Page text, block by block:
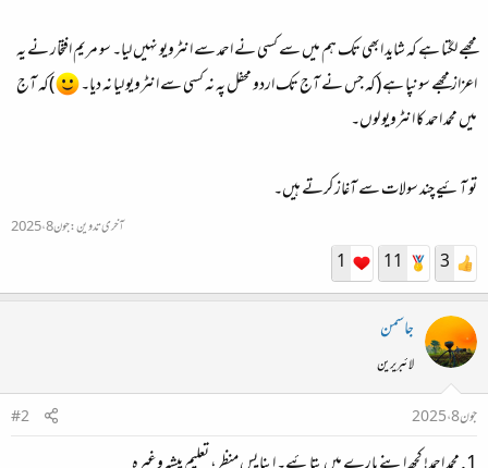
مجھے لگتا ہے کہ شاید ابھی تک ہم میں سے کسی نے احمد سے انٹرویو نہیں لیا۔ سو مریم افتخار نے یہ
اعزاز مجھے سونپا ہے (کہ جس نے آج تک اردو محفل پہ نہ کسی سے انٹرویو لیا نہ دیا۔
)کہ آج
میں محمد احمد کا انٹرویو لوں۔
تو آئیے چند سولات سے آغاز کرتے ہیں۔
آخری تدوین:جون 8، 2025
3
11
1
جاسمن
لائبریرین
جون 8، 2025
#2